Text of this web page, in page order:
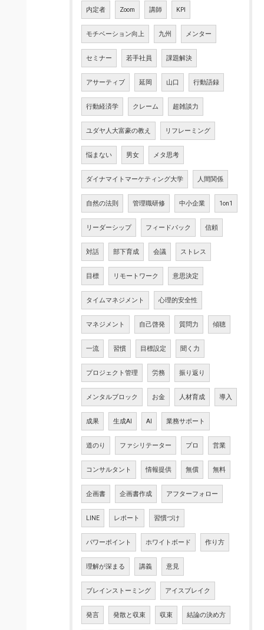
内定者 Zoom 講師 KPI
モチベーション向上 九州 メンター
セミナー 若手社員 課題解決
アサーティブ 延岡 山口 行動語録
行動経済学 クレーム 超雑談力
ユダヤ人大富豪の教え リフレーミング
悩まない 男女 メタ思考
ダイナマイトマーケティング大学 人間関係
自然の法則 管理職研修 中小企業 1on1
リーダーシップ フィードバック 信頼
対話 部下育成 会議 ストレス
目標 リモートワーク 意思決定
タイムマネジメント 心理的安全性
マネジメント 自己啓発 質問力 傾聴
一流 習慣 目標設定 聞く力
プロジェクト管理 労務 振り返り
メンタルブロック お金 人材育成 導入
成果 生成AI AI 業務サポート
道のり ファシリテーター プロ 営業
コンサルタント 情報提供 無償 無料
企画書 企画書作成 アフターフォロー
LINE レポート 習慣づけ
パワーポイント ホワイトボード 作り方
理解が深まる 講義 意見
ブレインストーミング アイスブレイク
発言 発散と収束 収束 結論の決め方